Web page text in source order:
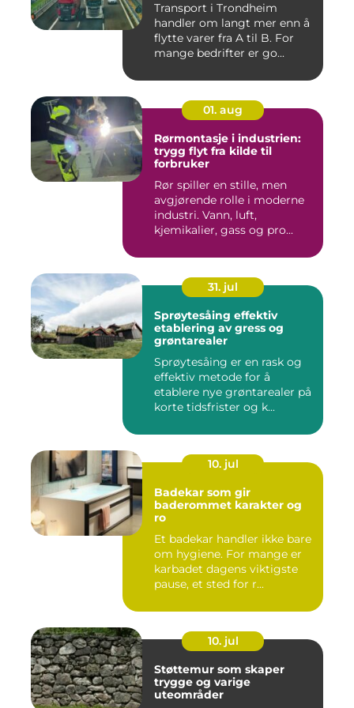
Transport i Trondheim
handler om langt mer enn å
flytte varer fra A til B. For
mange bedrifter er go...
01. aug
Rørmontasje i industrien:
trygg flyt fra kilde til
forbruker
Rør spiller en stille, men
avgjørende rolle i moderne
industri. Vann, luft,
kjemikalier, gass og pro...
31. jul
Sprøytesåing effektiv
etablering av gress og
grøntarealer
Sprøytesåing er en rask og
effektiv metode for å
etablere nye grøntarealer på
korte tidsfrister og k...
10. jul
Badekar som gir
baderommet karakter og
ro
Et badekar handler ikke bare
om hygiene. For mange er
karbadet dagens viktigste
pause, et sted for r...
10. jul
Støttemur som skaper
trygge og varige
uteområder